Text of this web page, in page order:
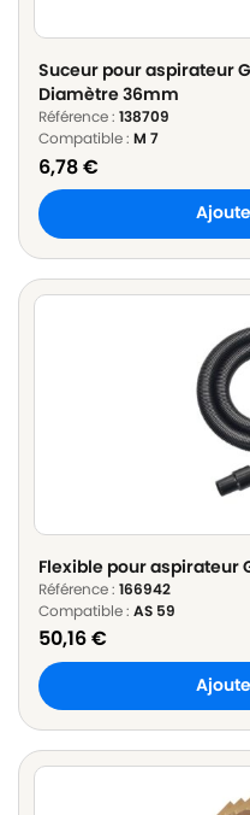
Suceur pour aspirateur GHIBLI M 7
Diamètre 36mm
Référence : 138709
Compatible : M 7
6,78€
Flexible pour aspirateur
Référence : 166942
Compatible : AS 59
50,16€